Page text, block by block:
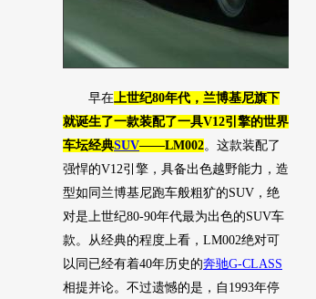
早在 上世纪80年代， 兰博基尼旗下
就诞生了一款装配了一具V12引擎的世界
车坛经典SUV——LM002。这款装配了
强悍的V12引擎，具备出色越野能力，造
型如同 兰博基尼跑车般粗犷的SUV ，绝
对是上世纪80-90年代最为出色的SUV车
款。从经典的程度上看，LM002绝对可
以同已经有着40年历史的奔驰G-CLASS
相提并论。不过遗憾的是，自1993年停